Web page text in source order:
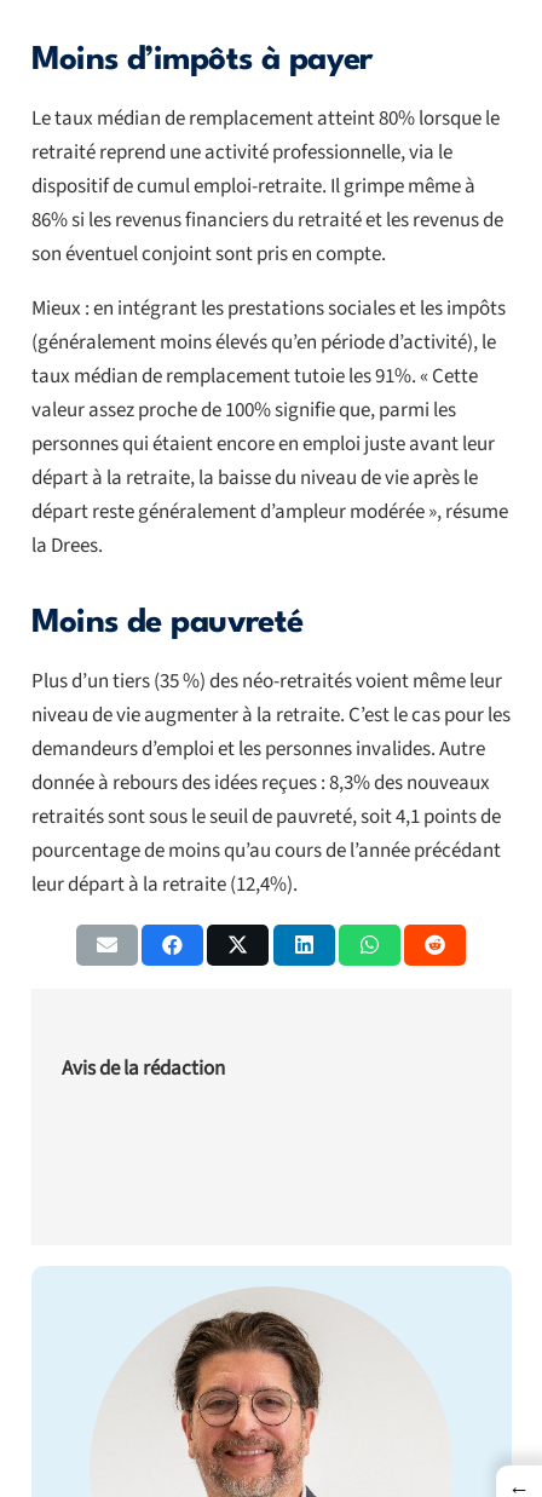
Moins d’impôts à payer
Le taux médian de remplacement atteint 80% lorsque le
retraité reprend une activité professionnelle, via le
dispositif de cumul emploi-retraite. Il grimpe même à
86% si les revenus financiers du retraité et les revenus de
son éventuel conjoint sont pris en compte.
Mieux : en intégrant les prestations sociales et les impôts
(généralement moins élevés qu’en période d’activité), le
taux médian de remplacement tutoie les 91%. « Cette
valeur assez proche de 100% signifie que, parmi les
personnes qui étaient encore en emploi juste avant leur
départ à la retraite, la baisse du niveau de vie après le
départ reste généralement d’ampleur modérée », résume
la Drees.
Moins de pauvreté
Plus d’un tiers (35 %) des néo-retraités voient même leur
niveau de vie augmenter à la retraite. C’est le cas pour les
demandeurs d’emploi et les personnes invalides. Autre
donnée à rebours des idées reçues : 8,3% des nouveaux
retraités sont sous le seuil de pauvreté, soit 4,1 points de
pourcentage de moins qu’au cours de l’année précédant
leur départ à la retraite (12,4%).
Avis de la rédaction
←